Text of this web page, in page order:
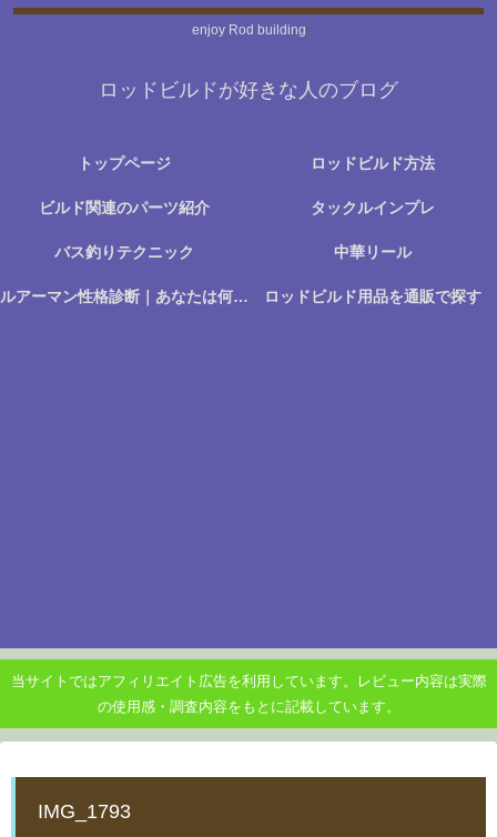
enjoy Rod building
ロッドビルドが好きな人のブログ
トップページ ロッドビルド方法
ビルド関連のパーツ紹介 タックルインプレ
バス釣りテクニック 中華リール
ルアーマン性格診断｜あなたは何に楽しさを感じる釣り人か？ ロッドビルド用品を通販で探す
当サイトではアフィリエイト広告を利用しています。レビュー内容は実際
の使用感・調査内容をもとに記載しています。
IMG_1793